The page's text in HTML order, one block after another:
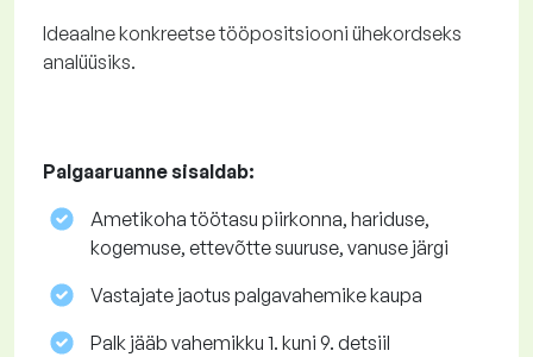
Ideaalne konkreetse tööpositsiooni ühekordseks
analüüsiks.
Palgaaruanne sisaldab:
Ametikoha töötasu piirkonna, hariduse,
kogemuse, ettevõtte suuruse, vanuse järgi
Vastajate jaotus palgavahemike kaupa
Palk jääb vahemikku 1. kuni 9. detsiil